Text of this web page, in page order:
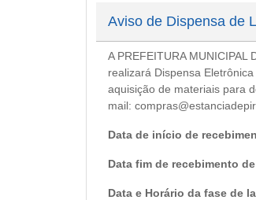
Aviso de Dispensa de
A PREFEITURA
realizará Dispensa
aquisição de materiais para
mail:
Data de início de
Data fim de recebimento
Data e Horário da fase de